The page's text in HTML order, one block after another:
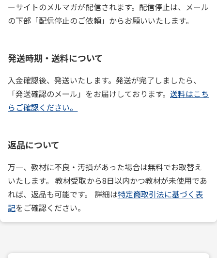
ーサイトのメルマガが配信されます。配信停止は、メール
の下部「配信停止のご依頼」からお願いいたします。
発送時期・送料について
入金確認後、発送いたします。発送が完了しましたら、
「発送確認のメール」をお届けしております。送料はこち
らご確認ください。
返品について
万一、教材に不良・汚損があった場合は無料でお取替え
いたします。 教材受取から8日以内かつ教材が未使用であ
れば、返品も可能です。 詳細は特定商取引法に基づく表
記をご確認ください。